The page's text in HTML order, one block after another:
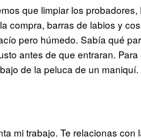
que limpiar los
compra, barras de labios y
pero húmedo. Sabía qué
antes de que entraran.
de la peluca de un
mi trabajo. Te relacionas con